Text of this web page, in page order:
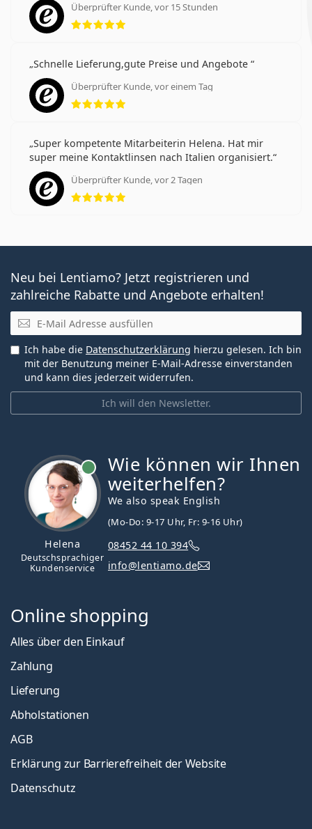
Überprüfter Kunde, vor 15 Stunden
Bewertung 5 aus 5
Schnelle Lieferung,gute Preise und Angebote
Überprüfter Kunde, vor einem Tag
Bewertung 5 aus 5
Super kompetente Mitarbeiterin Helena. Hat mir
super meine Kontaktlinsen nach Italien organisiert.
Überprüfter Kunde, vor 2 Tagen
Bewertung 5 aus 5
Neu bei Lentiamo? Jetzt registrieren und
zahlreiche Rabatte und Angebote erhalten!
E-Mail
Ich will den Newsletter.
Ich habe die Datenschutzerklärung hierzu gelesen. Ich bin
mit der Benutzung meiner E-Mail-Adresse einverstanden
und kann dies jederzeit widerrufen.
Helena
Deutschsprachiger
Kundenservice
Wie können wir Ihnen
weiterhelfen?
We also speak English
(Mo-Do: 9-17 Uhr, Fr: 9-16 Uhr)
08452 44 10 394
info@lentiamo.de
Online shopping
Alles über den Einkauf
Zahlung
Lieferung
Abholstationen
AGB
Erklärung zur Barrierefreiheit der Website
Datenschutz